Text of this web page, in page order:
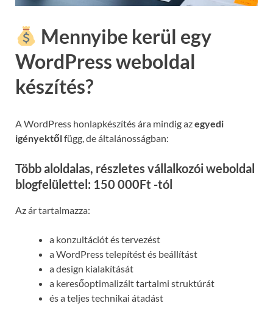
Mennyibe kerül egy
WordPress weboldal
készítés?
A WordPress honlapkészítés ára mindig azegyedi
igényektőlfügg, de általánosságban:
Több aloldalas, részletes vállalkozói weboldal
blogfelülettel: 150 000Ft -tól
Az ár tartalmazza:
a konzultációt és tervezést
a WordPress telepítést és beállítást
a design kialakítását
a keresőoptimalizált tartalmi struktúrát
és a teljes technikai átadást